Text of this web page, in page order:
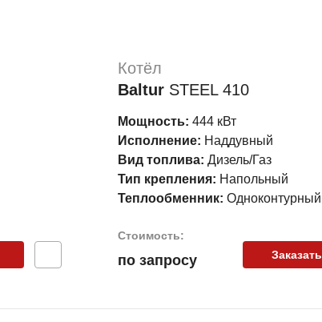
Котёл
Baltur STEEL 410
Мощность: 444 кВт
Исполнение: Наддувный
Вид топлива: Дизель/Газ
Тип крепления: Напольный
Теплообменник: Одноконтурный
Стоимость:
по запросу Заказать